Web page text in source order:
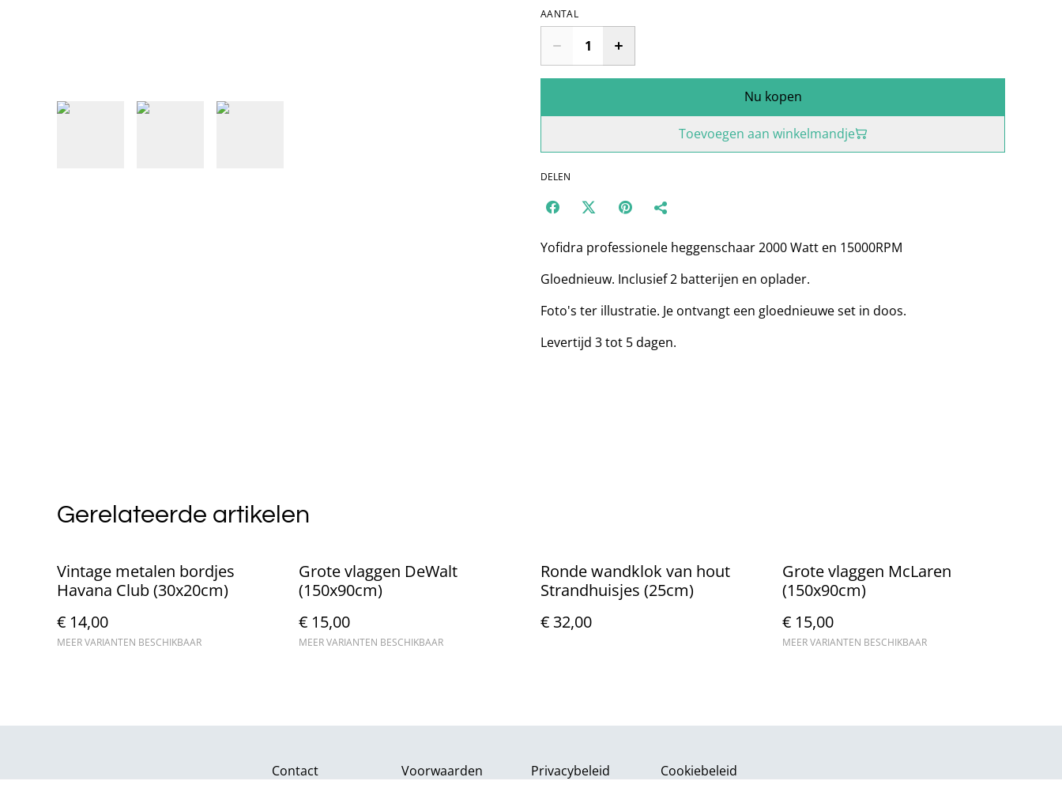
AANTAL
Nu kopen
Toevoegen aan winkelmandje
DELEN
Yofidra professionele heggenschaar 2000 Watt en 15000RPM
Gloednieuw. Inclusief 2 batterijen en oplader.
Foto's ter illustratie. Je ontvangt een gloednieuwe set in doos.
Levertijd 3 tot 5 dagen.
Gerelateerde artikelen
Vintage metalen bordjes
Havana Club (30x20cm)
€ 14,00
MEER VARIANTEN BESCHIKBAAR
Grote vlaggen DeWalt
(150x90cm)
€ 15,00
MEER VARIANTEN BESCHIKBAAR
Ronde wandklok van hout
Strandhuisjes (25cm)
€ 32,00
Grote vlaggen McLaren
(150x90cm)
€ 15,00
MEER VARIANTEN BESCHIKBAAR
Contact Voorwaarden Privacybeleid Cookiebeleid